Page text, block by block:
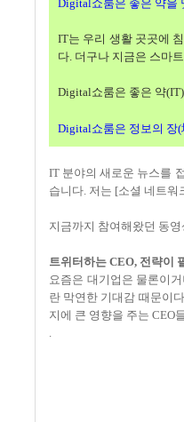
Digital쇼룸은 좋은 약을
IT는 우리 생활 곳곳에
다. 더구나 지금은 스마트
Digital쇼룸은 좋은 약(IT)
Digital쇼룸은 정보의 장(
IT 분야의 새로운 뉴스를
습니다. 저는 [소셜 네트워
지금까지 참여해왔던 동영
트위터하는 CEO, 전략이
요즘은 대기업은 물론이
란 막연한 기대감 때문이다
지에 큰 영향을 주는 CEO
.